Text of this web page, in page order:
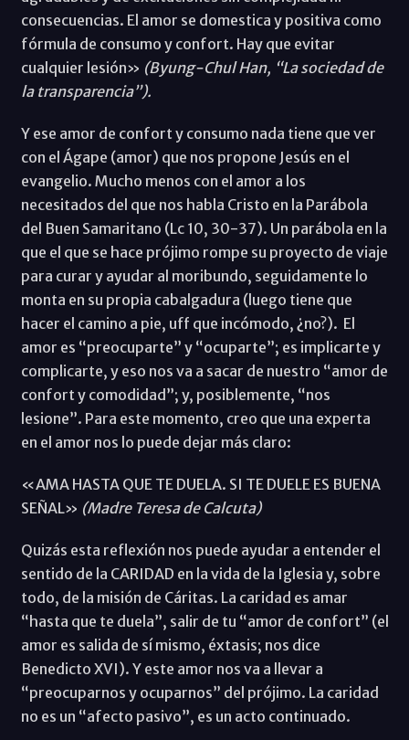
consecuencias. El amor se domestica y positiva como
fórmula de consumo y confort. Hay que evitar
cualquier lesión» (Byung-Chul Han, “La sociedad de
la transparencia”).
Y ese amor de confort y consumo nada tiene que ver
con el Ágape (amor) que nos propone Jesús en el
evangelio. Mucho menos con el amor a los
necesitados del que nos habla Cristo en la Parábola
del Buen Samaritano (Lc 10, 30-37). Un parábola en la
que el que se hace prójimo rompe su proyecto de viaje
para curar y ayudar al moribundo, seguidamente lo
monta en su propia cabalgadura (luego tiene que
hacer el camino a pie, uff que incómodo, ¿no?). El
amor es “preocuparte” y “ocuparte”; es implicarte y
complicarte, y eso nos va a sacar de nuestro “amor de
confort y comodidad”; y, posiblemente, “nos
lesione”. Para este momento, creo que una experta
en el amor nos lo puede dejar más claro:
«AMA HASTA QUE TE DUELA. SI TE DUELE ES BUENA
SEÑAL» (Madre Teresa de Calcuta)
Quizás esta reflexión nos puede ayudar a entender el
sentido de la CARIDAD en la vida de la Iglesia y, sobre
todo, de la misión de Cáritas. La caridad es amar
“hasta que te duela”, salir de tu “amor de confort” (el
amor es salida de sí mismo, éxtasis; nos dice
Benedicto XVI). Y este amor nos va a llevar a
“preocuparnos y ocuparnos” del prójimo. La caridad
no es un “afecto pasivo”, es un acto continuado.